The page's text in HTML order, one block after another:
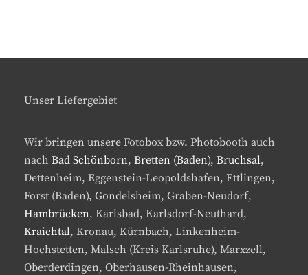
Unser Liefergebiet
Wir bringen unsere Fotobox bzw. Photobooth auch
nach Bad Schönborn, Bretten (Baden), Bruchsal,
Dettenheim, Eggenstein-Leopoldshafen, Ettlingen,
Forst (Baden), Gondelsheim, Graben-Neudorf,
Hambrücken, Karlsbad, Karlsdorf-Neuthard,
Kraichtal, Kronau, Kürnbach, Linkenheim-
Hochstetten, Malsch (Kreis Karlsruhe), Marxzell,
Oberderdingen, Oberhausen-Rheinhausen,